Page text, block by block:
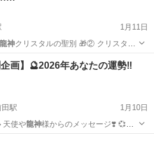
1月11日
龍神クリスタルの聖別 🎁② クリスタル
ワークショップ ヒーリング
企画】🔮2026年あなたの運勢‼️
駅
1月10日
天使や龍神様からのメッセージ❣️ 💞数